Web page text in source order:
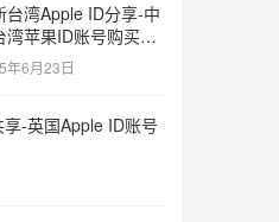
台湾Apple ID分享-中
湾苹果ID账号购买推
年6月23日
-英国Apple ID账号